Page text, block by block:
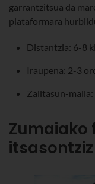
garrantzitsua da
plataformara
Distantzia: 6-8
Iraupena: 2-3
Zailtasun-
Zumaiako
itsasontziz